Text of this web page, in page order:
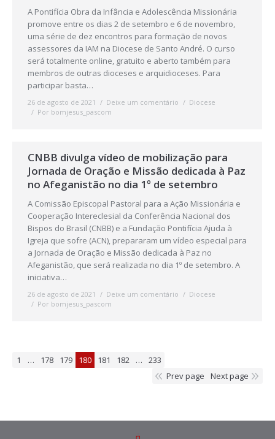
A Pontifícia Obra da Infância e Adolescência Missionária
promove entre os dias 2 de setembro e 6 de novembro,
uma série de dez encontros para formação de novos
assessores da IAM na Diocese de Santo André. O curso
será totalmente online, gratuito e aberto também para
membros de outras dioceses e arquidioceses. Para
participar basta…
26 de agosto de 2021 Deixe um comentário
Diocese
Por bomjesus_pascom
CNBB divulga vídeo de mobilização para
Jornada de Oração e Missão dedicada à Paz
no Afeganistão no dia 1º de setembro
A Comissão Episcopal Pastoral para a Ação Missionária e
Cooperação Intereclesial da Conferência Nacional dos
Bispos do Brasil (CNBB) e a Fundação Pontifícia Ajuda à
Igreja que sofre (ACN), prepararam um vídeo especial para
a Jornada de Oração e Missão dedicada à Paz no
Afeganistão, que será realizada no dia 1º de setembro. A
iniciativa…
26 de agosto de 2021 Deixe um comentário
Diocese
Por bomjesus_pascom
1 … 178 179 180 181 182 …
233
Prev page
Next page